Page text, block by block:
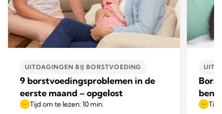
UITDAGINGEN BIJ BORSTVOEDING​
9 borstvoedingsproblemen in de
eerste maand – opgelost
Tijd om te lezen: 10 min.
bent
Tijd